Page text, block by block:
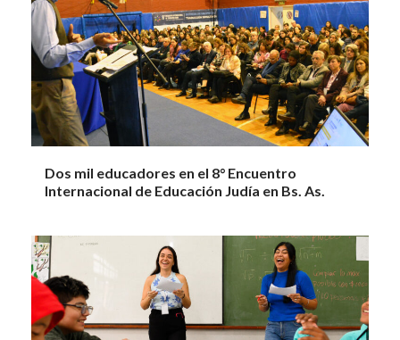
Dos mil educadores en el 8° Encuentro
Internacional de Educación Judía en Bs. As.